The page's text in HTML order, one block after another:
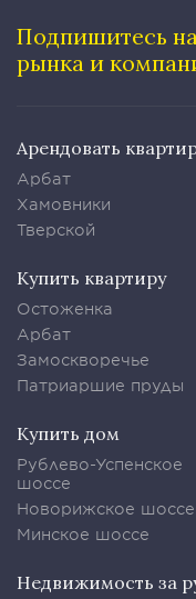
Подпишитесь
рынка и
Арендовать
Арбат
Хамовники
Тверской
Купить квартиру
Остоженка
Арбат
Замоскворечье
Патриаршие пруды
Купить дом
Рублево-Успенское
шоссе
Новорижское шоссе
Минское шоссе
Недвижимость за